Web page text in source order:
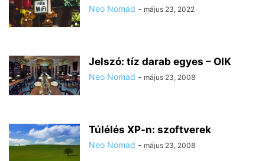
Neo Nomad - május 23, 2022
Jelszó: tíz darab egyes – OIK
Neo Nomad - május 23, 2008
Túlélés XP-n: szoftverek
Neo Nomad - május 23, 2008